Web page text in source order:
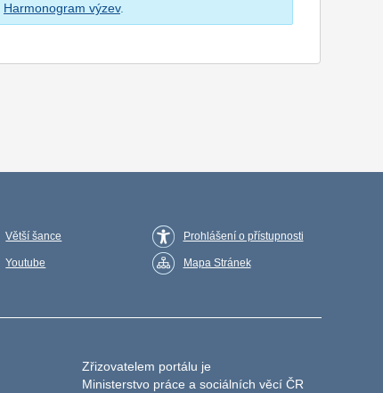
Harmonogram výzev.
Větší šance
Youtube
Prohlášení o přístupnosti
Mapa Stránek
Zřizovatelem portálu je
Ministerstvo práce a sociálních věcí ČR